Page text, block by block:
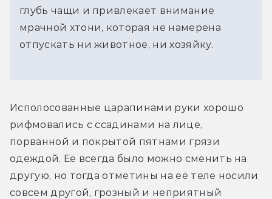
глубь чащи и привлекает внимание
мрачной хтони, которая не намерена
отпускать ни животное, ни хозяйку.
Исполосованные царапинами руки хорошо
рифмовались с ссадинами на лице,
порванной и покрытой пятнами грязи
одеждой. Её всегда было можно сменить на
другую, но тогда отметины на её теле носили
совсем другой, грозный и неприятный